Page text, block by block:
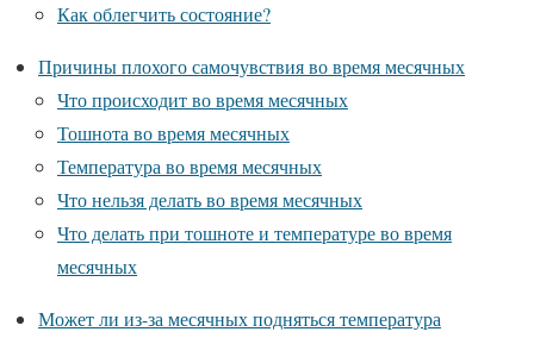
Как облегчить состояние?
Причины плохого самочувствия во время месячных
Что происходит во время месячных
Тошнота во время месячных
Температура во время месячных
Что нельзя делать во время месячных
Что делать при тошноте и температуре во время
месячных
Может ли из-за месячных подняться температура